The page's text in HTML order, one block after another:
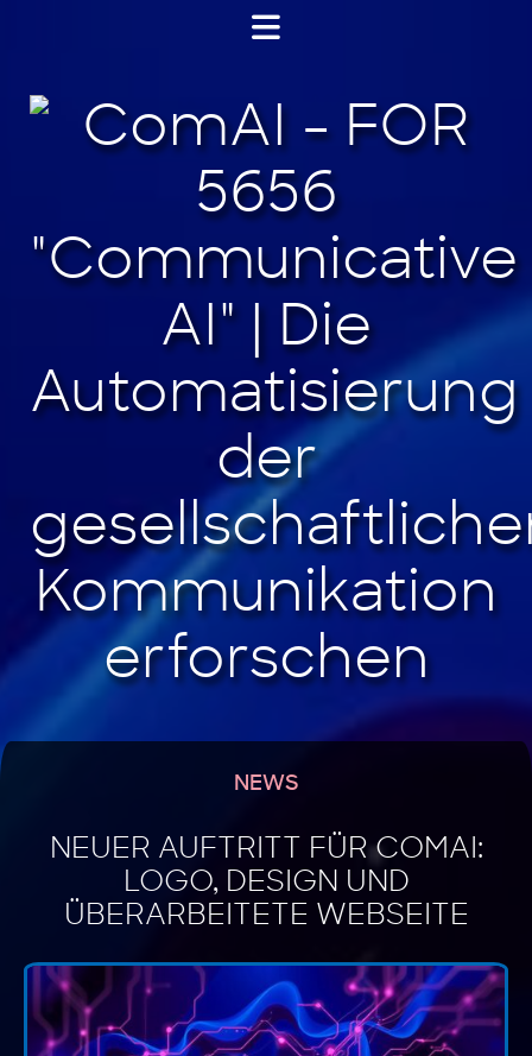
NEWS
NEUER AUFTRITT FÜR COMAI:
LOGO, DESIGN UND
ÜBERARBEITETE WEBSEITE